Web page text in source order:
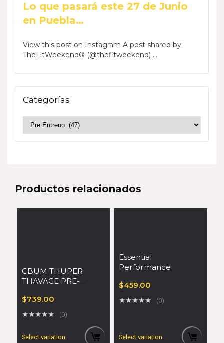
Lo que pasará este 27 de Junio
en Puebla…
View this post on Instagram A post shared by
TheFitWeekend® (@thefitweekend) ...
Categorías
Productos relacionados
CBUM THUPER
THAVAGE PRE-
$739.00
★★★★★ (0)
Select variation
Essential
Performance
$459.00
★★★★★ (0)
Select variation